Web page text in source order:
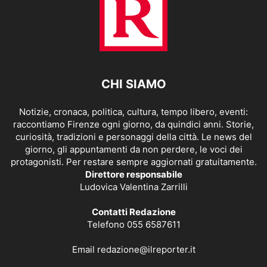
CHI SIAMO
Notizie, cronaca, politica, cultura, tempo libero, eventi:
raccontiamo Firenze ogni giorno, da quindici anni. Storie,
curiosità, tradizioni e personaggi della città. Le news del
giorno, gli appuntamenti da non perdere, le voci dei
protagonisti. Per restare sempre aggiornati gratuitamente.
Direttore responsabile
Ludovica Valentina Zarrilli
Contatti Redazione
Telefono 055 6587611
Email redazione@ilreporter.it